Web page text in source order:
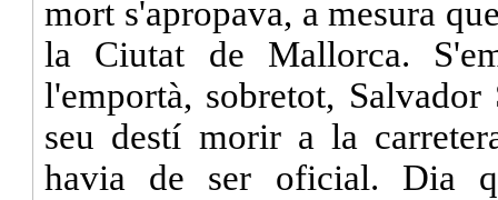
mort s'apropava, a mesura
la Ciutat de Mallorca.
l'emportà, sobretot,
seu destí morir a la
havia de ser oficial. Dia